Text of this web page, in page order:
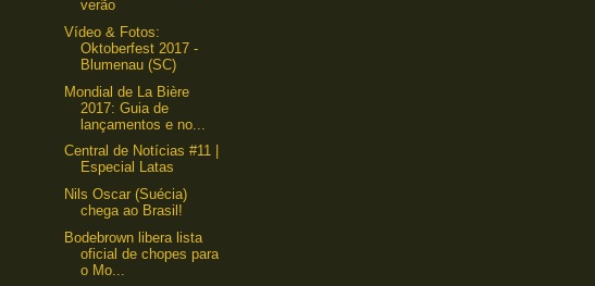
verão
Vídeo & Fotos:
Oktoberfest 2017 -
Blumenau (SC)
Mondial de La Bière
2017: Guia de
lançamentos e no...
Central de Notícias #11 |
Especial Latas
Nils Oscar (Suécia)
chega ao Brasil!
Bodebrown libera lista
oficial de chopes para
o Mo...